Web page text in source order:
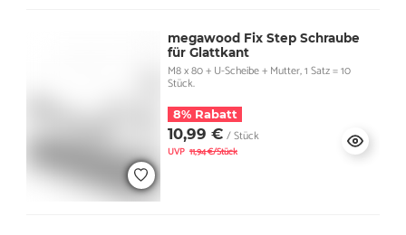
megawood Fix Step Schraube
für Glattkant
M8 x 80 + U-Scheibe + Mutter, 1 Satz = 10
Stück.
8% Rabatt
10,99 € / Stück
UVP 11,94 €/Stück